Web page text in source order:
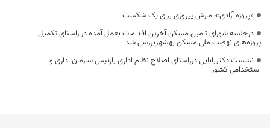
«پروژه آزادی»؛ مارش پیروزی برای یک شکست
درجلسه شورای تامین مسکن آخرین اقدامات بعمل آمده در راستای تکمیل
پروژه‌های نهضت ملی مسکن بهشهربررسی شد
نشست دکتربابایی درراستای اصلاح نظام اداری بارئیس سازمان اداری و
استخدامی کشور